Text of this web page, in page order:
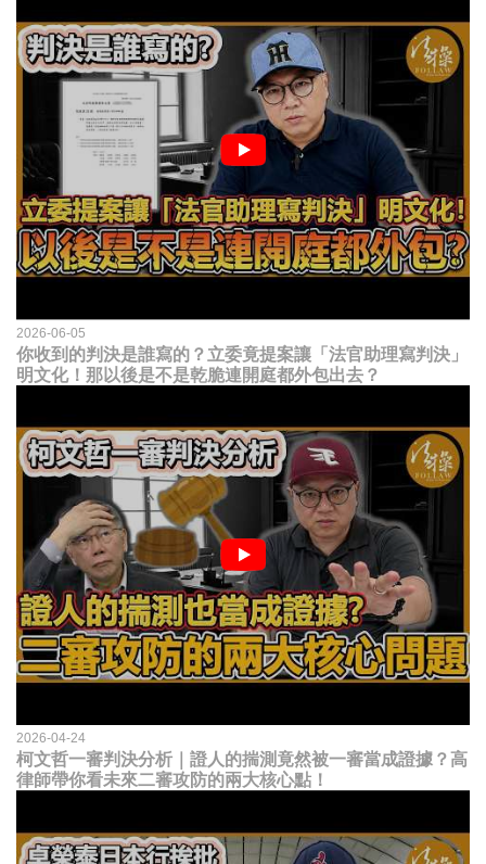
2026-06-05
你收到的判決是誰寫的？立委竟提案讓「法官助理寫判決」
明文化！那以後是不是乾脆連開庭都外包出去？
2026-04-24
柯文哲一審判決分析｜證人的揣測竟然被一審當成證據？高
律師帶你看未來二審攻防的兩大核心點！